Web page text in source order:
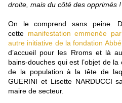
droite, mais du côté des opprimés
On le comprend sans peine.
cette manifestation emmenée
autre initiative de la fondation
d’accueil pour les Rroms et là
bains-douches qui est l’objet de
de la population à la tête de
GUERINI et Lisette NARDUCCI
maire de secteur.